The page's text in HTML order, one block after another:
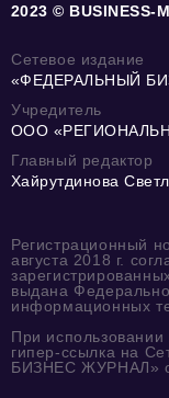
2023 © BUSINESS-
Сетевое издание
«ФЕДЕРАЛЬНЫЙ
Учредитель
ООО
Главный редактор
Хайрутдинова
Регистрационный
августа 2018 г.
выдана
информационных
При
гипер-ссылка на
БИЗНЕС ЖУРНАЛ»